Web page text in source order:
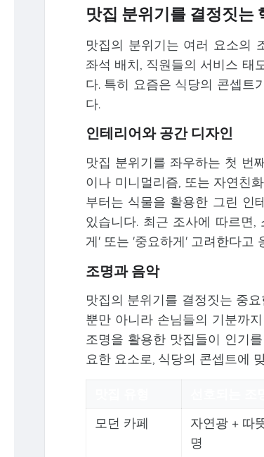
맛집 분위기를 결정짓는
맛집의 분위기는 여러 요소의
좌석 배치, 직원들의 서비스 태
다. 특히 요즘은 식당의 콘셉트
다.
인테리어와 공간 디자인
맛집 분위기를 좌우하는 첫 번
이나 미니멀리즘, 또는 자연친
부터는 식물을 활용한 그린 인
있습니다. 최근 조사에 따르면
게' 또는 '중요하게' 고려한다고
조명과 음악
맛집의 분위기를 결정짓는 중
뿐만 아니라 손님들의 기분까
조명을 활용한 맛집들이 인기
요한 요소로, 식당의 콘셉트에
모던 카페
자연광 + 따
명